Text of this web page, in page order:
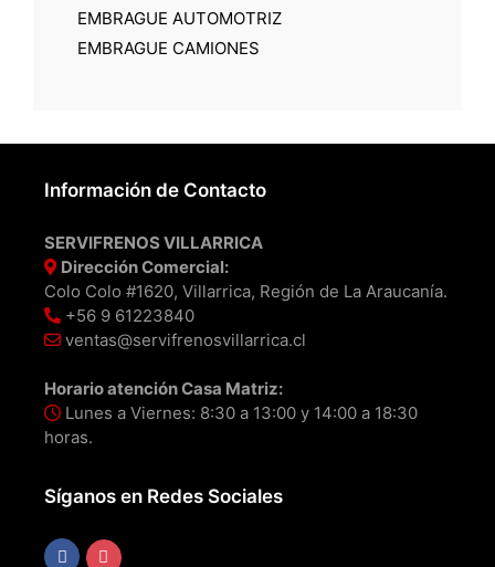
EMBRAGUE AUTOMOTRIZ
EMBRAGUE CAMIONES
Información de Contacto
SERVIFRENOS VILLARRICA
Dirección Comercial:
Colo Colo #1620, Villarrica, Región de La Araucanía.
+56 9 61223840
ventas@servifrenosvillarrica.cl
Horario atención Casa Matriz:
Lunes a Viernes: 8:30 a 13:00 y 14:00 a 18:30
horas.
Síganos en Redes Sociales